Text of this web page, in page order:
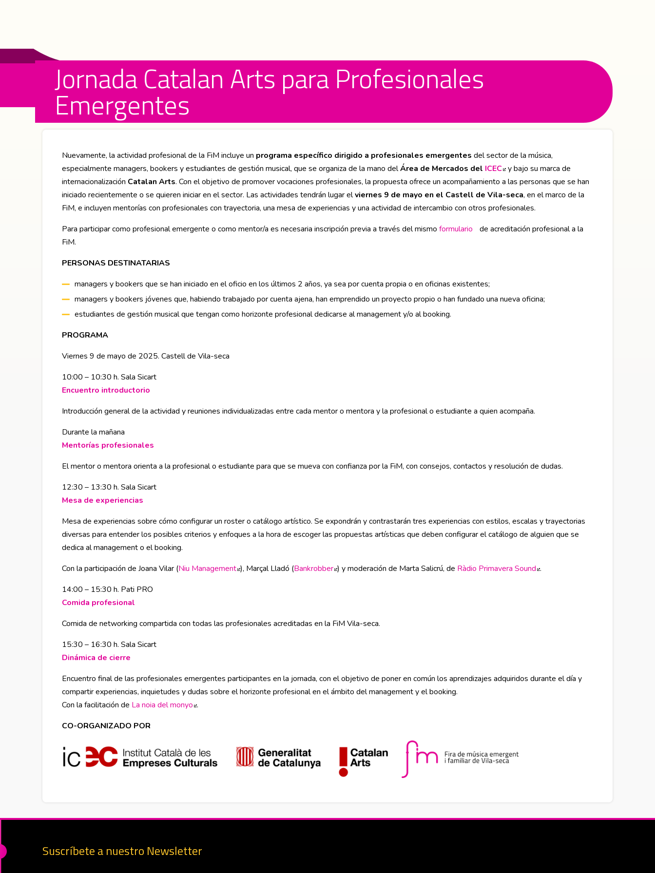
Jornada Catalan Arts para Profesionales
Emergentes
Nuevamente, la actividad profesional de la FiM incluye un programa específico dirigido a profesionales emergentes del sector de la música,
especialmente managers, bookers y estudiantes de gestión musical, que se organiza de la mano delÁrea de Mercados del ICEC Abre en nueva ventana
y bajo su marca de
internacionalización Catalan Arts. Con el objetivo de promover vocaciones profesionales, la propuesta ofrece un acompañamiento a las personas que se han
iniciado recientemente o se quieren iniciar en el sector. Las actividades tendrán lugar elviernes 9 de mayo en el Castell de Vila-seca, en el marco de la
FiM, e incluyen mentorías con profesionales con trayectoria, una mesa de experiencias y una actividad de intercambio con otros profesionales.
Para participar como profesional emergente o como mentor/a es necesaria inscripción previa a través del mismo formulario Abre en nueva ventana
de acreditación profesional a la
FiM.
PERSONAS DESTINATARIAS
managers y bookers que se han iniciado en el oficio en los últimos 2 años, ya sea por cuenta propia o en oficinas existentes;
managers y bookers jóvenes que, habiendo trabajado por cuenta ajena, han emprendido un proyecto propio o han fundado una nueva oficina;
estudiantes de gestión musical que tengan como horizonte profesional dedicarse al management y/o al booking.
PROGRAMA
Viernes 9 de mayo de 2025. Castell de Vila-seca
10:00 – 10:30 h. Sala Sicart
Encuentro introductorio
Introducción general de la actividad y reuniones individualizadas entre cada mentor o mentora y la profesional o estudiante a quien acompaña.
Durante la mañana
Mentorías profesionales
El mentor o mentora orienta a la profesional o estudiante para que se mueva con confianza por la FiM, con consejos, contactos y resolución de dudas.
12:30 – 13:30 h. Sala Sicart
Mesa de experiencias
Mesa de experiencias sobre cómo configurar un roster o catálogo artístico. Se expondrán y contrastarán tres experiencias con estilos, escalas y trayectorias
diversas para entender los posibles criterios y enfoques a la hora de escoger las propuestas artísticas que deben configurar el catálogo de alguien que se
dedica al management o el booking.
Con la participación de Joana Vilar (Niu Management Abre en nueva ventana
), Marçal Lladó (Bankrobber Abre en nueva ventana
) y moderación de Marta Salicrú, de Ràdio Primavera Sound Abre en nueva ventana
.
14:00 – 15:30 h. Pati PRO
Comida profesional
Comida de networking compartida con todas las profesionales acreditadas en la FiM Vila-seca.
15:30 – 16:30 h. Sala Sicart
Dinámica de cierre
Encuentro final de las profesionales emergentes participantes en la jornada, con el objetivo de poner en común los aprendizajes adquiridos durante el día y
compartir experiencias, inquietudes y dudas sobre el horizonte profesional en el ámbito del management y el booking.
Con la facilitación de La noia del monyo Abre en nueva ventana
.
CO-ORGANIZADO POR
Suscríbete a nuestro Newsletter